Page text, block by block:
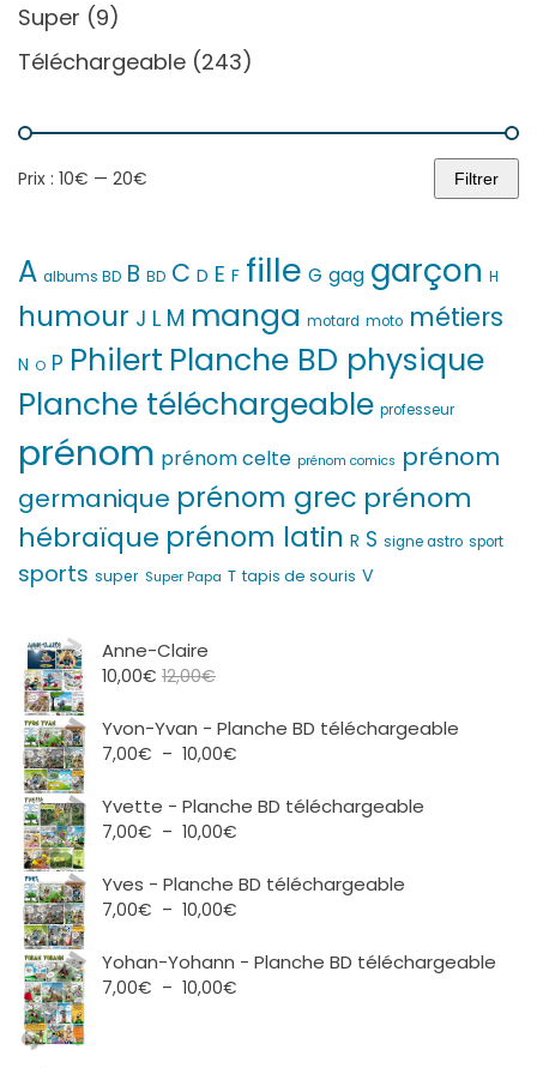
Super (9)
Téléchargeable (243)
Prix
Prix
Filtrer
Prix : 10€ — 20€
A albums BD B BD C D E F fille G gag garçon H
humour J L M manga motard moto métiers
N O P Philert Planche BD physique
Planche téléchargeable professeur
prénom prénom celte prénom comics prénom
germanique prénom grec prénom
hébraïque prénom latin R S signe astro sport
sports super Super Papa T tapis de souris V
Anne-Claire
10,00€ 12,00€
Yvon-Yvan - Planche BD téléchargeable
7,00€ – 10,00€
prix :
10,00€
Yvette - Planche BD téléchargeable
7,00€ – 10,00€
prix :
10,00€
Yves - Planche BD téléchargeable
7,00€ – 10,00€
prix :
Yohan-Yohann - Planche BD téléchargeable
7,00€ – 10,00€